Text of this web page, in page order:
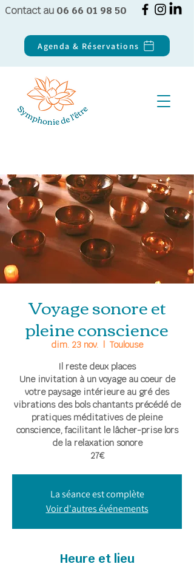
Contact au 06 66 01 98 50
Agenda & Réservations
Voyage sonore et
pleine conscience
dim. 23 nov.
Toulouse
Il reste deux places
Une invitation à un voyage au coeur de
votre paysage intérieure au gré des
vibrations des bols chantants précédé de
pratiques méditatives de pleine
conscience, facilitant le lâcher-prise lors
de la relaxation sonore
27€
La séance est complète
Voir d'autres événements
Heure et lieu